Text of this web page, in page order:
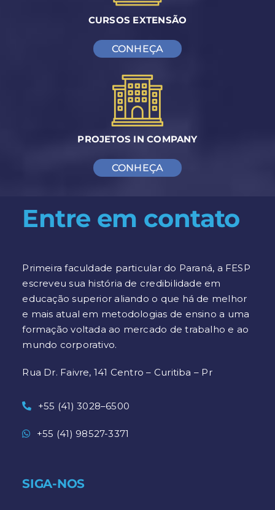
CURSOS EXTENSÃO
CONHEÇA
PROJETOS IN COMPANY
CONHEÇA
Entre em contato
Primeira faculdade particular do Paraná, a FESP
escreveu sua história de credibilidade em
educação superior aliando o que há de melhor
e mais atual em metodologias de ensino a uma
formação voltada ao mercado de trabalho e ao
mundo corporativo.
Rua Dr. Faivre, 141 Centro – Curitiba – Pr
+55 (41) 3028–6500
+55 (41) 98527-3371
SIGA-NOS